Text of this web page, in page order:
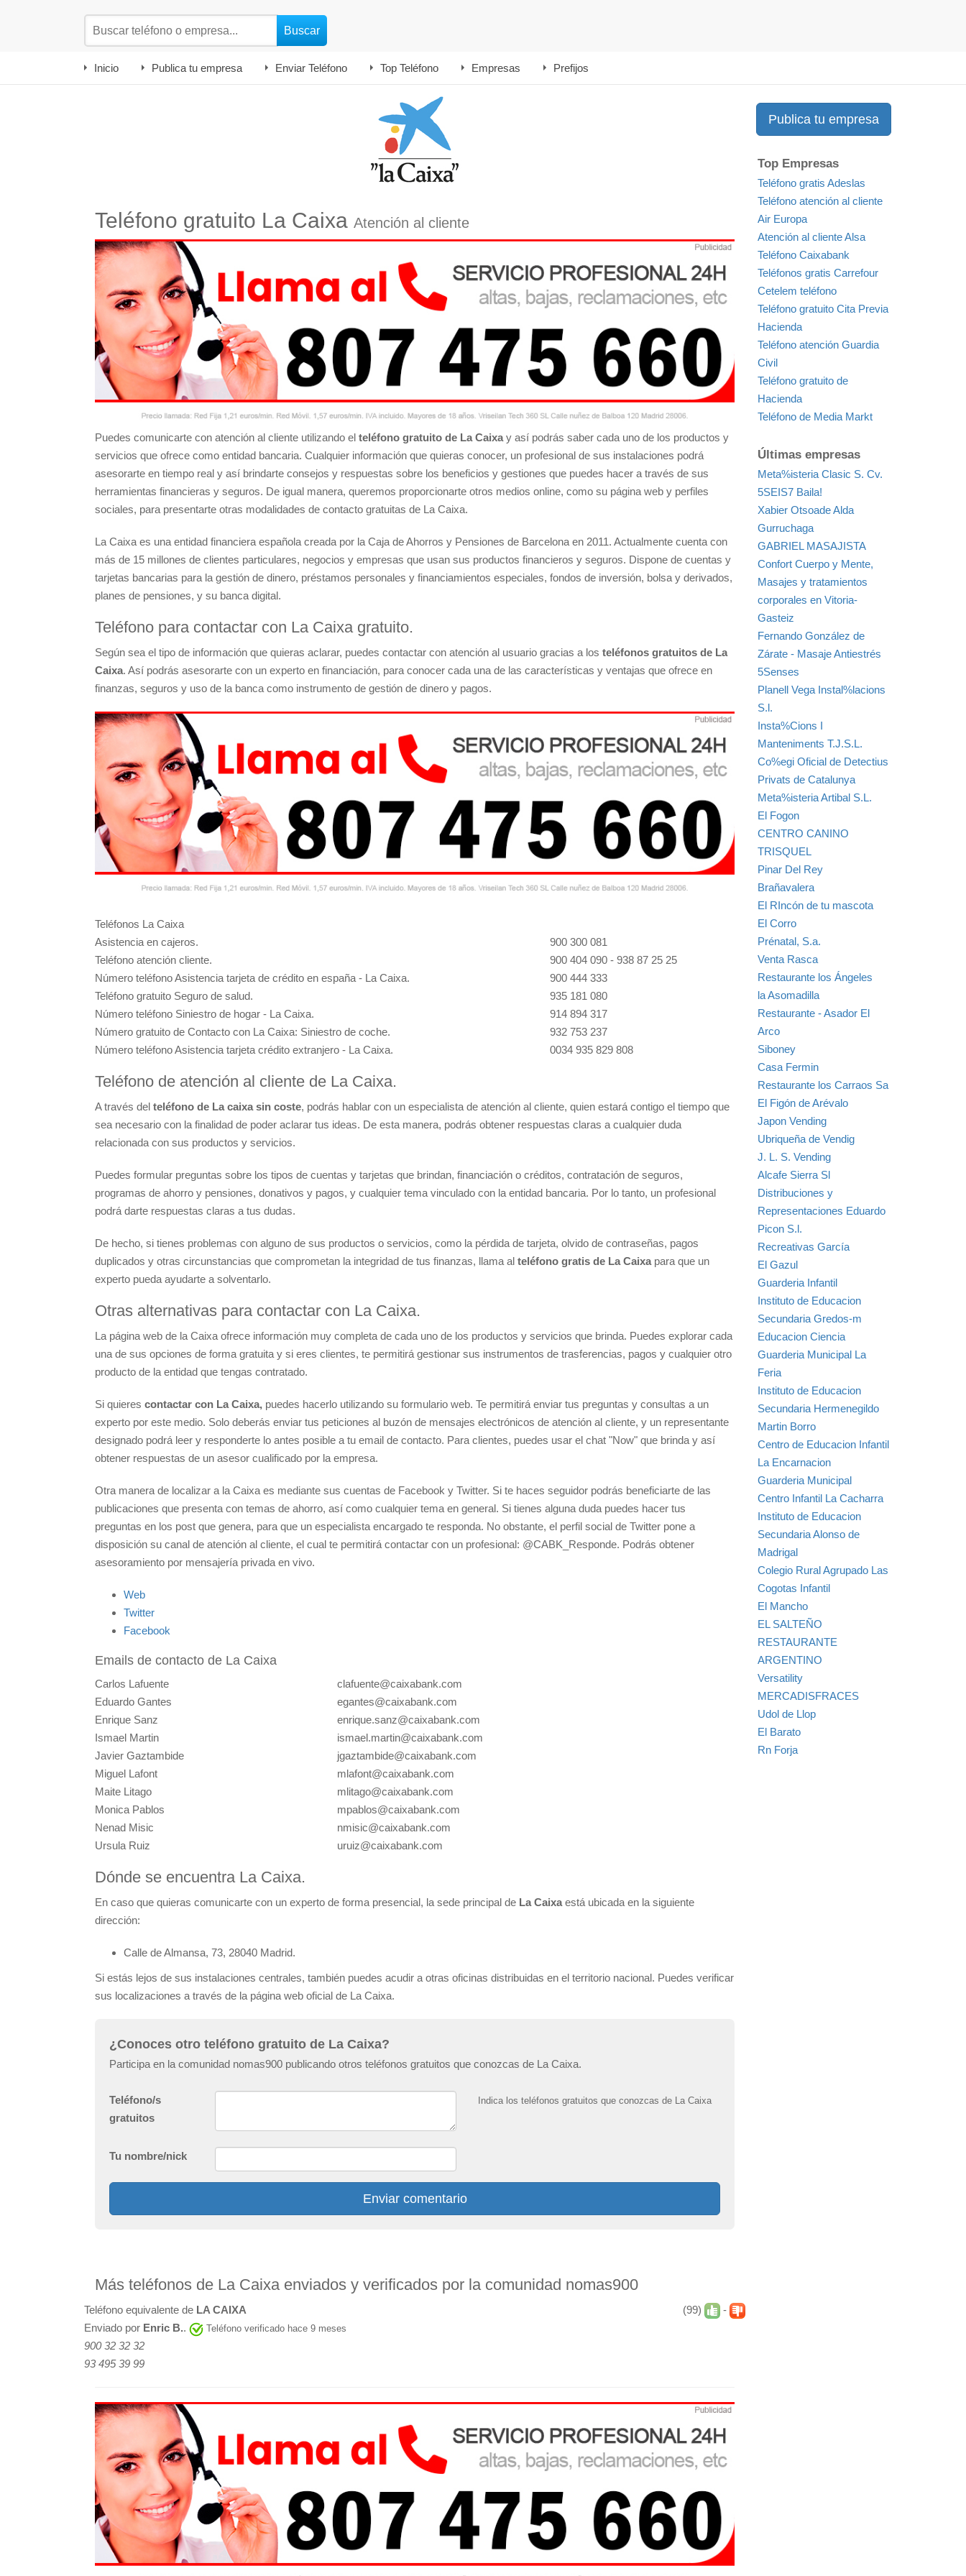
Inicio Publica tu empresa Enviar Teléfono Top Teléfono Empresas Prefijos
Teléfono gratuito La Caixa Atención al cliente
Puedes comunicarte con atención al cliente utilizando el teléfono gratuito de La Caixa y así podrás saber cada uno de los productos y
servicios que ofrece como entidad bancaria. Cualquier información que quieras conocer, un profesional de sus instalaciones podrá
asesorarte en tiempo real y así brindarte consejos y respuestas sobre los beneficios y gestiones que puedes hacer a través de sus
herramientas financieras y seguros. De igual manera, queremos proporcionarte otros medios online, como su página web y perfiles
sociales, para presentarte otras modalidades de contacto gratuitas de La Caixa.
La Caixa es una entidad financiera española creada por la Caja de Ahorros y Pensiones de Barcelona en 2011. Actualmente cuenta con
más de 15 millones de clientes particulares, negocios y empresas que usan sus productos financieros y seguros. Dispone de cuentas y
tarjetas bancarias para la gestión de dinero, préstamos personales y financiamientos especiales, fondos de inversión, bolsa y derivados,
planes de pensiones, y su banca digital.
Teléfono para contactar con La Caixa gratuito.
Según sea el tipo de información que quieras aclarar, puedes contactar con atención al usuario gracias a los teléfonos gratuitos de La
Caixa. Así podrás asesorarte con un experto en financiación, para conocer cada una de las características y ventajas que ofrece en
finanzas, seguros y uso de la banca como instrumento de gestión de dinero y pagos.
Teléfonos La Caixa
Asistencia en cajeros.
900 300 081
Teléfono atención cliente.
900 404 090 - 938 87 25 25
Número teléfono Asistencia tarjeta de crédito en españa - La Caixa.
900 444 333
Teléfono gratuito Seguro de salud.
935 181 080
Número teléfono Siniestro de hogar - La Caixa.
914 894 317
Número gratuito de Contacto con La Caixa: Siniestro de coche.
932 753 237
Número teléfono Asistencia tarjeta crédito extranjero - La Caixa.
0034 935 829 808
Teléfono de atención al cliente de La Caixa.
A través del teléfono de La caixa sin coste, podrás hablar con un especialista de atención al cliente, quien estará contigo el tiempo que
sea necesario con la finalidad de poder aclarar tus ideas. De esta manera, podrás obtener respuestas claras a cualquier duda
relacionada con sus productos y servicios.
Puedes formular preguntas sobre los tipos de cuentas y tarjetas que brindan, financiación o créditos, contratación de seguros,
programas de ahorro y pensiones, donativos y pagos, y cualquier tema vinculado con la entidad bancaria. Por lo tanto, un profesional
podrá darte respuestas claras a tus dudas.
De hecho, si tienes problemas con alguno de sus productos o servicios, como la pérdida de tarjeta, olvido de contraseñas, pagos
duplicados y otras circunstancias que comprometan la integridad de tus finanzas, llama al teléfono gratis de La Caixa para que un
experto pueda ayudarte a solventarlo.
Otras alternativas para contactar con La Caixa.
La página web de la Caixa ofrece información muy completa de cada uno de los productos y servicios que brinda. Puedes explorar cada
una de sus opciones de forma gratuita y si eres clientes, te permitirá gestionar sus instrumentos de trasferencias, pagos y cualquier otro
producto de la entidad que tengas contratado.
Si quieres contactar con La Caixa, puedes hacerlo utilizando su formulario web. Te permitirá enviar tus preguntas y consultas a un
experto por este medio. Solo deberás enviar tus peticiones al buzón de mensajes electrónicos de atención al cliente, y un representante
designado podrá leer y responderte lo antes posible a tu email de contacto. Para clientes, puedes usar el chat "Now" que brinda y así
obtener respuestas de un asesor cualificado por la empresa.
Otra manera de localizar a la Caixa es mediante sus cuentas de Facebook y Twitter. Si te haces seguidor podrás beneficiarte de las
publicaciones que presenta con temas de ahorro, así como cualquier tema en general. Si tienes alguna duda puedes hacer tus
preguntas en los post que genera, para que un especialista encargado te responda. No obstante, el perfil social de Twitter pone a
disposición su canal de atención al cliente, el cual te permitirá contactar con un profesional: @CABK_Responde. Podrás obtener
asesoramiento por mensajería privada en vivo.
Web
Twitter
Facebook
Emails de contacto de La Caixa
Carlos Lafuente
clafuente@caixabank.com
Eduardo Gantes
egantes@caixabank.com
Enrique Sanz
enrique.sanz@caixabank.com
Ismael Martin
ismael.martin@caixabank.com
Javier Gaztambide
jgaztambide@caixabank.com
Miguel Lafont
mlafont@caixabank.com
Maite Litago
mlitago@caixabank.com
Monica Pablos
mpablos@caixabank.com
Nenad Misic
nmisic@caixabank.com
Ursula Ruiz
uruiz@caixabank.com
Dónde se encuentra La Caixa.
En caso que quieras comunicarte con un experto de forma presencial, la sede principal de La Caixa está ubicada en la siguiente
dirección:
Calle de Almansa, 73, 28040 Madrid.
Si estás lejos de sus instalaciones centrales, también puedes acudir a otras oficinas distribuidas en el territorio nacional. Puedes verificar
sus localizaciones a través de la página web oficial de La Caixa.
¿Conoces otro teléfono gratuito de La Caixa?
Participa en la comunidad nomas900 publicando otros teléfonos gratuitos que conozcas de La Caixa.
Teléfono/s
gratuitos
Indica los teléfonos gratuitos que conozcas de La Caixa
Tu nombre/nick
Enviar comentario
Más teléfonos de La Caixa enviados y verificados por la comunidad nomas900
(99) -
Teléfono equivalente de LA CAIXA
Enviado por Enric B.. Teléfono verificado hace 9 meses
900 32 32 32
93 495 39 99
Publica tu empresa
Top Empresas
Teléfono gratis Adeslas
Teléfono atención al cliente
Air Europa
Atención al cliente Alsa
Teléfono Caixabank
Teléfonos gratis Carrefour
Cetelem teléfono
Teléfono gratuito Cita Previa
Hacienda
Teléfono atención Guardia
Civil
Teléfono gratuito de
Hacienda
Teléfono de Media Markt
Últimas empresas
Meta%isteria Clasic S. Cv.
5SEIS7 Baila!
Xabier Otsoade Alda
Gurruchaga
GABRIEL MASAJISTA
Confort Cuerpo y Mente,
Masajes y tratamientos
corporales en Vitoria-
Gasteiz
Fernando González de
Zárate - Masaje Antiestrés
5Senses
Planell Vega Instal%lacions
S.l.
Insta%Cions I
Manteniments T.J.S.L.
Co%egi Oficial de Detectius
Privats de Catalunya
Meta%isteria Artibal S.L.
El Fogon
CENTRO CANINO
TRISQUEL
Pinar Del Rey
Brañavalera
El RIncón de tu mascota
El Corro
Prénatal, S.a.
Venta Rasca
Restaurante los Ángeles
la Asomadilla
Restaurante - Asador El
Arco
Siboney
Casa Fermin
Restaurante los Carraos Sa
El Figón de Arévalo
Japon Vending
Ubriqueña de Vendig
J. L. S. Vending
Alcafe Sierra Sl
Distribuciones y
Representaciones Eduardo
Picon S.l.
Recreativas García
El Gazul
Guarderia Infantil
Instituto de Educacion
Secundaria Gredos-m
Educacion Ciencia
Guarderia Municipal La
Feria
Instituto de Educacion
Secundaria Hermenegildo
Martin Borro
Centro de Educacion Infantil
La Encarnacion
Guarderia Municipal
Centro Infantil La Cacharra
Instituto de Educacion
Secundaria Alonso de
Madrigal
Colegio Rural Agrupado Las
Cogotas Infantil
El Mancho
EL SALTEÑO
RESTAURANTE
ARGENTINO
Versatility
MERCADISFRACES
Udol de Llop
El Barato
Rn Forja